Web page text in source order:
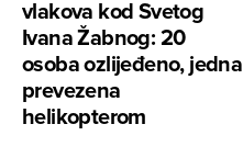
vlakova kod Svetog
Ivana Žabnog: 20
osoba ozlijeđeno, jedna
prevezena
helikopterom